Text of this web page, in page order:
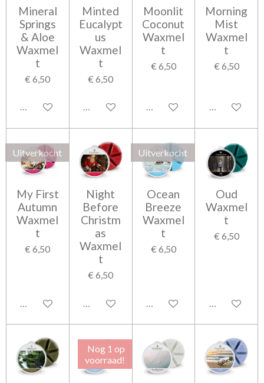
Mineral
Springs
& Aloe
Waxmel
t
€ 6,50
In winkelwagen
Minted
Eucalypt
us
Waxmel
t
€ 6,50
In winkelwagen
Moonlit
Coconut
Waxmel
t
€ 6,50
In winkelwagen
Morning
Mist
Waxmel
t
€ 6,50
Houd mij op
Uitverkocht
My First
Autumn
Waxmel
t
€ 6,50
Houd mij op de hoogte
Night
Before
Christm
as
Waxmel
t
€ 6,50
In winkelwagen
Uitverkocht
Ocean
Breeze
Waxmel
t
€ 6,50
Houd mij op de hoogte
Oud
Waxmel
t
€ 6,50
In
Nog 1 op
voorraad!